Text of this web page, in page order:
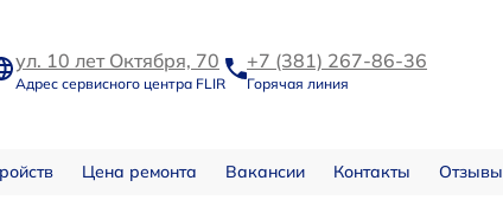
ул. 10 лет Октября, 70
Адрес сервисного центра FLIR
+7 (381) 267-86-36
Горячая линия
Цена ремонта Вакансии Контакты Отзывы